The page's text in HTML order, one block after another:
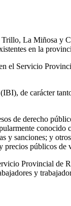
La Miñosa y
en la
el Servicio
de carácter
de derecho
conocido
y sanciones; y
precios públicos de
Provincial de
y